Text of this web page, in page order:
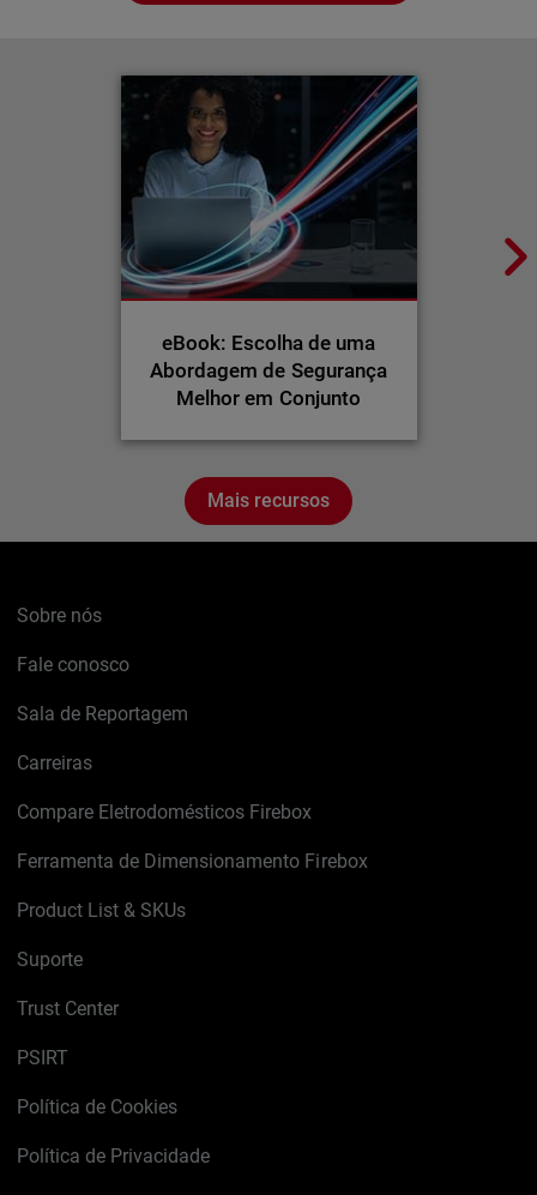
eBook: Escolha de uma
Abordagem de Segurança
Melhor em Conjunto
Mais recursos
Sobre nós
Fale conosco
Sala de Reportagem
Carreiras
Compare Eletrodomésticos Firebox
Ferramenta de Dimensionamento Firebox
Product List & SKUs
Suporte
Trust Center
PSIRT
Política de Cookies
Política de Privacidade